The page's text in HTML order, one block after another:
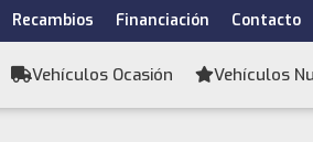
Recambios Financiación Contacto
Vehículos Ocasión Vehículos